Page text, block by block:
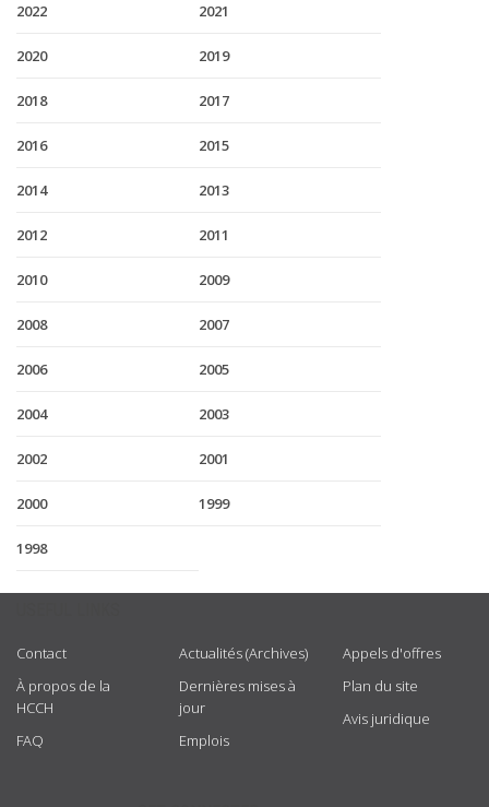
2022 2021
2020 2019
2018 2017
2016 2015
2014 2013
2012 2011
2010 2009
2008 2007
2006 2005
2004 2003
2002 2001
2000 1999
1998
Contact
À propos de la
HCCH
FAQ
Actualités (Archives)
Dernières mises à
jour
Emplois
Appels d'offres
Plan du site
Avis juridique